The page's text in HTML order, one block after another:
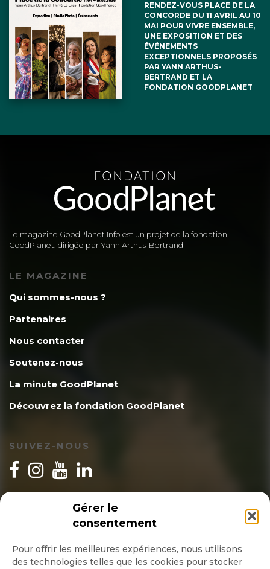
Gérer le
consentement
Pour offrir les meilleures expériences, nous utilisons
des technologies telles que les cookies pour stocker
RENDEZ-VOUS PLACE DE LA
CONCORDE DU 11 AVRIL AU 10
MAI POUR VIVRE ENSEMBLE,
UNE EXPOSITION ET DES
ÉVÉNEMENTS
EXCEPTIONNELS PROPOSÉS
PAR YANN ARTHUS-
BERTRAND ET LA
FONDATION GOODPLANET
Le magazine GoodPlanet Info est un projet de la fondation
GoodPlanet, dirigée par Yann Arthus-Bertrand
LE MAGAZINE
Qui sommes-nous ?
Partenaires
Nous contacter
Soutenez-nous
La minute GoodPlanet
Découvrez la fondation GoodPlanet
SUIVEZ-NOUS
INSCRIPTION NEWSLETTER